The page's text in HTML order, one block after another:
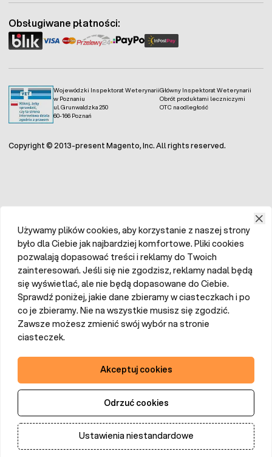
Ilość
Wojewódzki Inspektorat Weterynarii
w Poznaniu
ul. Grunwaldzka 250
60-166 Poznań
Główny Inspektorat Weterynarii
Obrót produktami leczniczymi
OTC na odległość
Obsługiwane płatności:
Copyright © 2013-present Magento, Inc. All rights reserved.
Używamy plików cookies, aby korzystanie z naszej strony
było dla Ciebie jak najbardziej komfortowe. Pliki cookies
pozwalają dopasować treści i reklamy do Twoich
zainteresowań. Jeśli się nie zgodzisz, reklamy nadal będą
się wyświetlać, ale nie będą dopasowane do Ciebie.
Sprawdź poniżej, jakie dane zbieramy w ciasteczkach i po
co je zbieramy. Nie na wszystkie musisz się zgodzić.
Zawsze możesz zmienić swój wybór na stronie
ciasteczek.
Akceptuj cookies
Odrzuć cookies
Ustawienia niestandardowe